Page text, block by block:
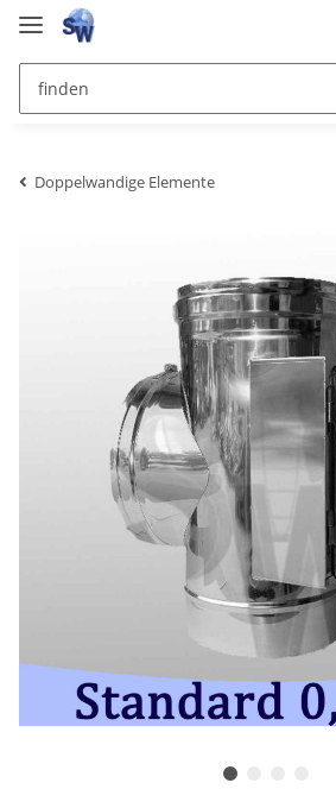
Doppelwandige Elemente